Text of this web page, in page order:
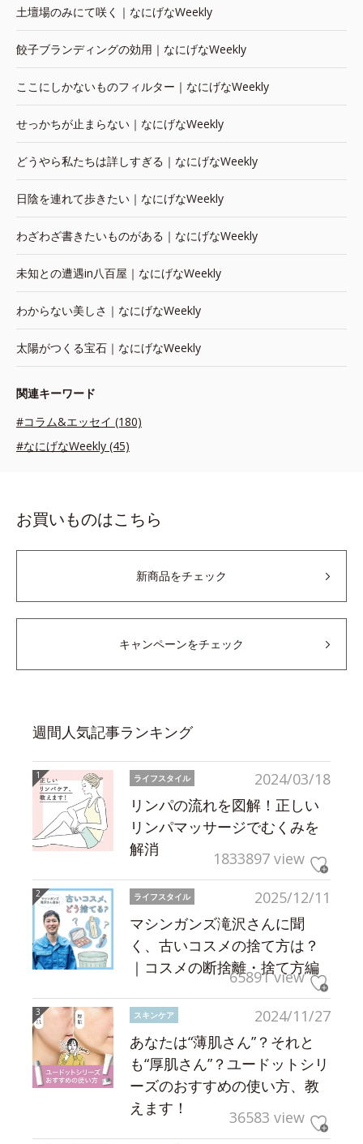
土壇場のみにて咲く｜なにげなWeekly
餃子ブランディングの効用｜なにげなWeekly
ここにしかないものフィルター｜なにげなWeekly
せっかちが止まらない｜なにげなWeekly
どうやら私たちは詳しすぎる｜なにげなWeekly
日陰を連れて歩きたい｜なにげなWeekly
わざわざ書きたいものがある｜なにげなWeekly
未知との遭遇in八百屋｜なにげなWeekly
わからない美しさ｜なにげなWeekly
太陽がつくる宝石｜なにげなWeekly
関連キーワード
#コラム&エッセイ (180)
#なにげなWeekly (45)
お買いものはこちら
新商品をチェック
キャンペーンをチェック
週間人気記事ランキング
2024/03/18
ライフスタイル
リンパの流れを図解！正しい
リンパマッサージでむくみを
解消
1833897 view
2025/12/11
ライフスタイル
マシンガンズ滝沢さんに聞
く、古いコスメの捨て方は？
｜コスメの断捨離・捨て方編
65891 view
2024/11/27
スキンケア
あなたは“薄肌さん”？それと
も“厚肌さん”？ユードットシリ
ーズのおすすめの使い方、教
えます！
36583 view